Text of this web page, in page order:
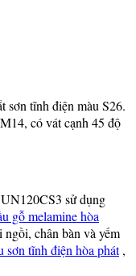
sơn tĩnh điện màu S26.
có vát cạnh 45 độ
sử dụng
gỗ melamine hòa
chân bàn và yếm
sơn tĩnh điện hòa phát,